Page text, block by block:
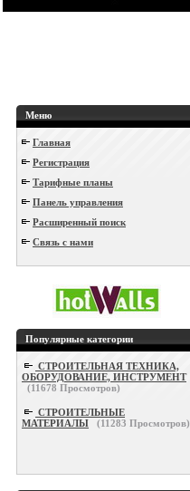
Меню
Главная
Регистрация
Тарифные планы
Панель управления
Расширенный поиск
Связь с нами
Популярные категории
СТРОИТЕЛЬНАЯ ТЕХНИКА,
ОБОРУДОВАНИЕ, ИНСТРУМЕНТ
(11678 Просмотров)
СТРОИТЕЛЬНЫЕ
МАТЕРИАЛЫ
(11283 Просмотров)